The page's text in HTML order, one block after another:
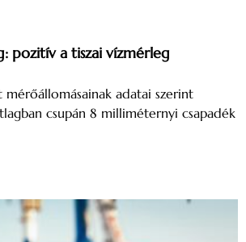
pozitív a tiszai vízmérleg
adatai szerint
csupán 8 milliméternyi csapadék